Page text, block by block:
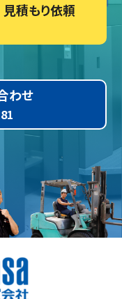
見積もり依頼
わせ